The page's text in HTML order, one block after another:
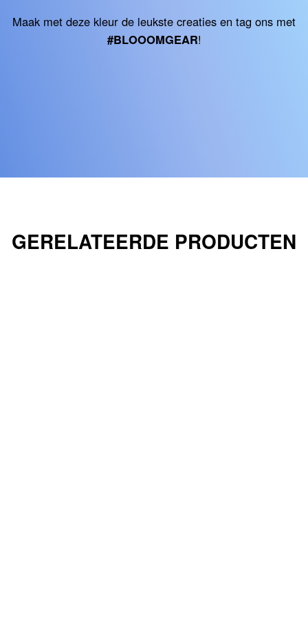
Maak met deze kleur de leukste creaties en tag ons met
#BLOOOMGEAR!
GERELATEERDE PRODUCTEN